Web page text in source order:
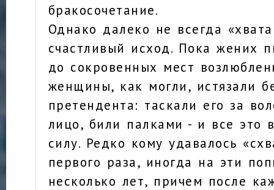
бракосочетание.
Однако далеко не всегда
счастливый исход. Пока жених
до сокровенных мест
женщины, как могли, истязали
претендента: таскали его за
лицо, били палками - и все это
силу. Редко кому удавалось
первого раза, иногда на эти
несколько лет, причем после